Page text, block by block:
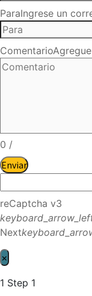
ParaIngrese un
Comentario
0 /
Enviar
reCaptcha v3
Next
×
1 Step 1